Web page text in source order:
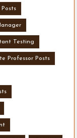
Testing
Professor Posts